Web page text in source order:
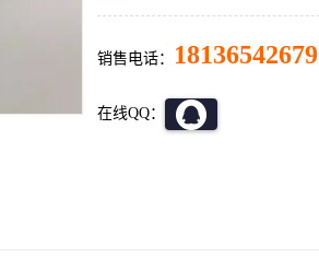
销售电话： 18136542679
在线QQ：